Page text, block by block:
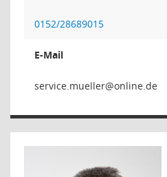
0152/28689015
E-Mail
relleum